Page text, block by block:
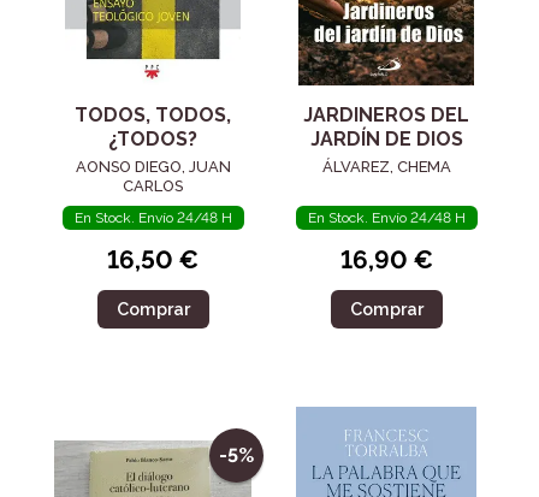
TODOS, TODOS,
¿TODOS?
AONSO DIEGO, JUAN
CARLOS
En Stock. Envío 24/48 H
16,50 €
Comprar
JARDINEROS DEL
JARDÍN DE DIOS
ÁLVAREZ, CHEMA
En Stock. Envío 24/48 H
16,90 €
Comprar
-5%